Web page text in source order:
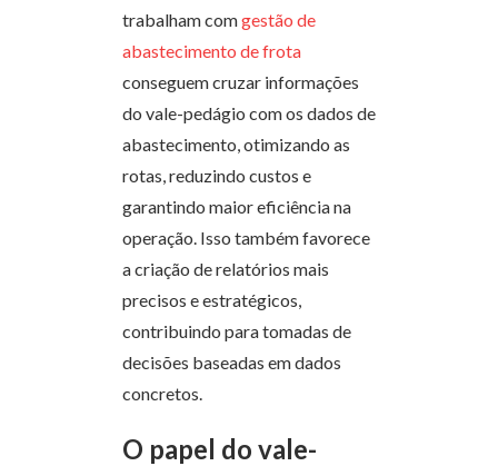
trabalham comgestão de
abastecimento de frota
conseguem cruzar informações
do vale-pedágio com os dados de
abastecimento, otimizando as
rotas, reduzindo custos e
garantindo maior eficiência na
operação. Isso também favorece
a criação de relatórios mais
precisos e estratégicos,
contribuindo para tomadas de
decisões baseadas em dados
concretos.
O papel do vale-